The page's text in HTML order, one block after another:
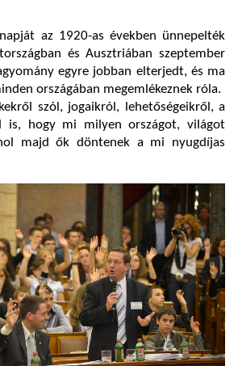
az 1920-as években ünnepelték
és Ausztriában szeptember
egyre jobban elterjedt, és ma
országában megemlékeznek róla.
szól, jogaikról, lehetőségeikről, a
is, hogy mi milyen országot, világot
majd ők döntenek a mi nyugdíjas